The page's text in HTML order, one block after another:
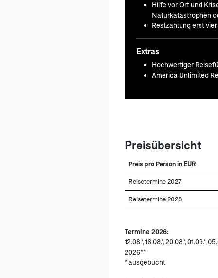
Hilfe vor Ort und
Naturkatastrophen
Restzahlung erst
Extras
Hochwertiger
America Unlimited
Preisübersicht
Preis pro Person in EUR
Reisetermine 2027
Reisetermine 2028
Termine 2026:
12.08.*,16.08.*,20.08.*,01.09.*,
2026**
* ausgebucht